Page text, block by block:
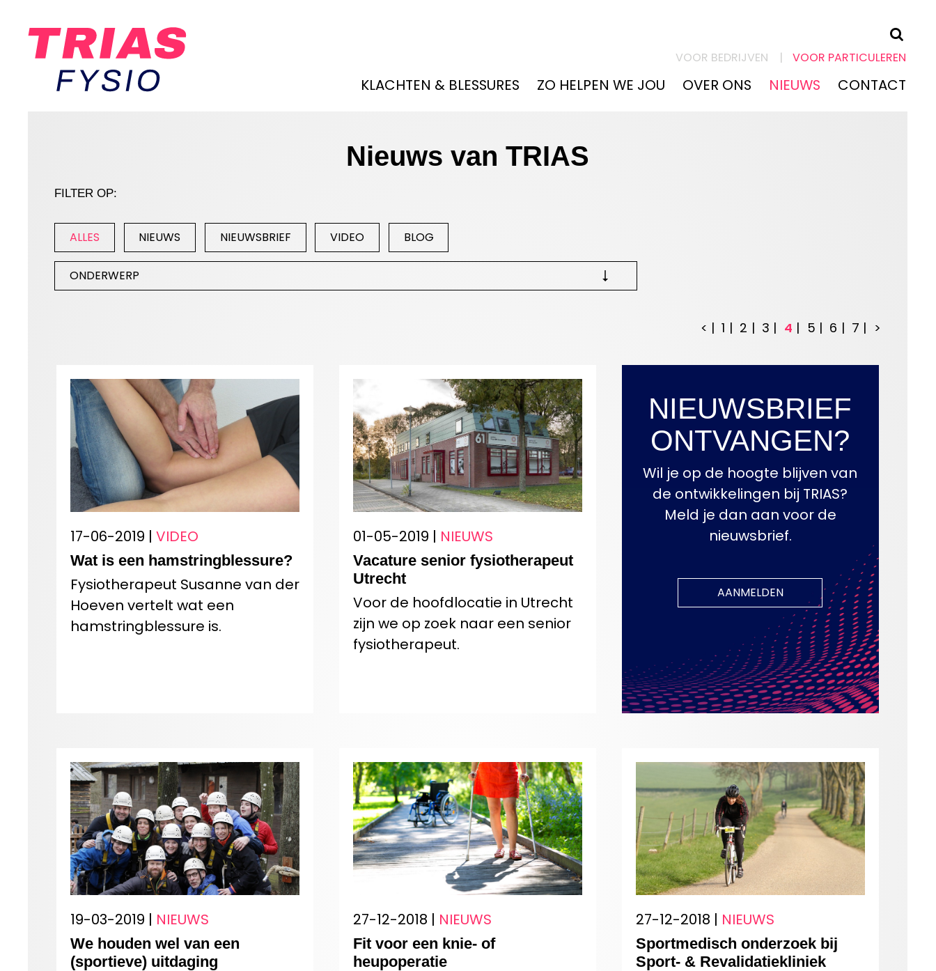
VOOR BEDRIJVEN VOOR PARTICULEREN
KLACHTEN & BLESSURES ZO HELPEN WE JOU OVER ONS NIEUWS CONTACT
Nieuws van TRIAS
FILTER OP:
ALLES NIEUWS NIEUWSBRIEF VIDEO BLOG
< 1 2 3 4 5 6 7 >
17-06-2019 | VIDEO
Wat is een hamstringblessure?
Fysiotherapeut Susanne van der
Hoeven vertelt wat een
hamstringblessure is.
01-05-2019 | NIEUWS
Vacature senior fysiotherapeut
Utrecht
Voor de hoofdlocatie in Utrecht
zijn we op zoek naar een senior
fysiotherapeut.
NIEUWSBRIEF
ONTVANGEN?
Wil je op de hoogte blijven van
de ontwikkelingen bij TRIAS?
Meld je dan aan voor de
nieuwsbrief.
AANMELDEN
19-03-2019 | NIEUWS
We houden wel van een
(sportieve) uitdaging
27-12-2018 | NIEUWS
Fit voor een knie- of
heupoperatie
27-12-2018 | NIEUWS
Sportmedisch onderzoek bij
Sport- & Revalidatiekliniek
KLACHTEN &